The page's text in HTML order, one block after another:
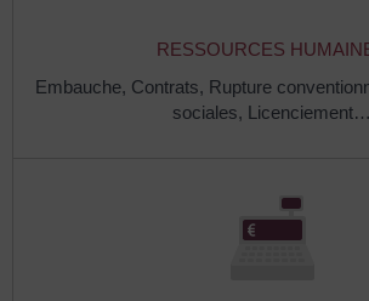
RESSOURCES
Embauche, Contrats, Rupture
sociales, Licenciement…